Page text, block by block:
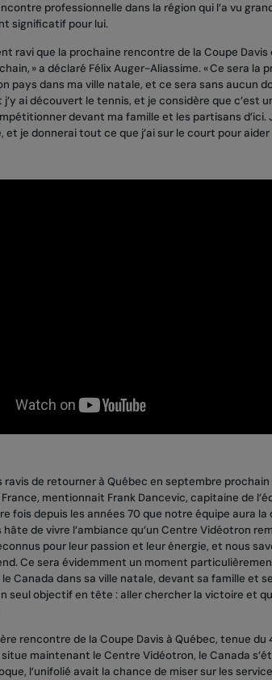
professionnelle dans la région qui l’a vu
significatif pour lui.
ravi que la prochaine rencontre de la Coupe
» a déclaré Félix Auger-Aliassime. « Ce sera la
pays dans ma ville natale, et ce sera sans aucun
j’y ai découvert le tennis, et je considère que c’est
devant ma famille et les partisans d’ici.
et je donnerai tout ce que j’ai sur le court pour
ravis de retourner à Québec en septembre
mentionnait Frank Dancevic, capitaine de
fois depuis les années 70 que notre équipe aura
de vivre l’ambiance qu’un Centre Vidéotron
pour leur passion et leur énergie, et nous
Ce sera évidemment un moment
Canada dans sa ville natale, devant sa famille et
seul objectif en tête : aller chercher la victoire et
rencontre de la Coupe Davis à Québec, tenue du
situe maintenant le Centre Vidéotron, le Canada
l’unifolié avait la chance de miser sur les